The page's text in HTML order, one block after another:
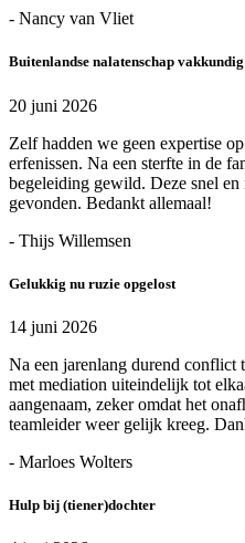
- Nancy van Vliet
Buitenlandse nalatenschap
20 juni 2026
Zelf hadden we geen expertise
erfenissen. Na een sterfte in de
begeleiding gewild. Deze snel en
gevonden. Bedankt allemaal!
- Thijs Willemsen
Gelukkig nu ruzie opgelost
14 juni 2026
Na een jarenlang durend conflict
met mediation uiteindelijk tot
aangenaam, zeker omdat het
teamleider weer gelijk kreeg.
- Marloes Wolters
Hulp bij (tiener)dochter